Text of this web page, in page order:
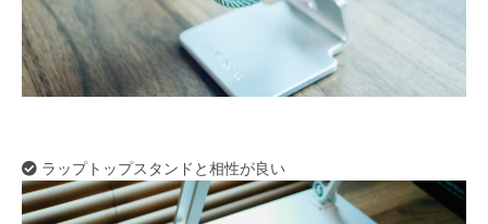
ラップトップスタンドと相性が良い